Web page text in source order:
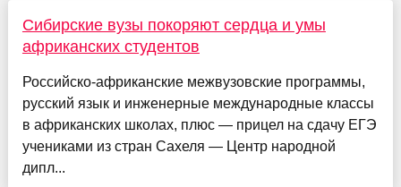
Сибирские вузы покоряют сердца и умы
африканских студентов
Российско-африканские межвузовские программы,
русский язык и инженерные международные классы
в африканских школах, плюс — прицел на сдачу ЕГЭ
учениками из стран Сахеля — Центр народной
дипл...